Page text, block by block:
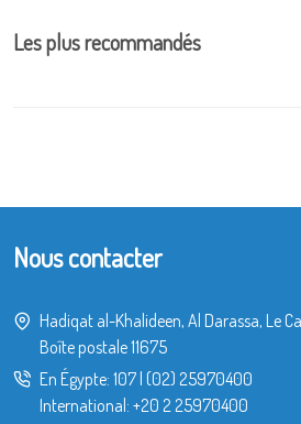
Les plus recommandés
Nous contacter
Hadiqat al-Khalideen, Al Darassa, Le
Boîte postale 11675
En Égypte: 107| (02) 25970400
International: +20 2 25970400